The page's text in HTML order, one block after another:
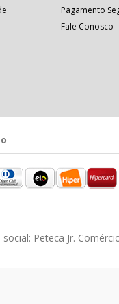
Pagamento
Fale Conosco
Peteca Jr.